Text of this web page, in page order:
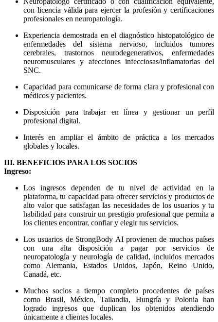
con licencia válida para ejercer la profesión y certificaciones
profesionales en neuropatología.
Experiencia demostrada en el diagnóstico histopatológico de
enfermedades del sistema nervioso, incluidos tumores
cerebrales, trastornos neurodegenerativos, enfermedades
neuromusculares y afecciones infecciosas/inflamatorias del
SNC.
Capacidad para comunicarse de forma clara y profesional con
médicos y pacientes.
Disposición para trabajar en línea y gestionar un perfil
profesional digital.
Interés en ampliar el ámbito de práctica a los mercados
globales y locales.
III. BENEFICIOS PARA LOS SOCIOS
Ingreso:
Los ingresos dependen de tu nivel de actividad en la
plataforma, tu capacidad para ofrecer servicios y productos de
alto valor que satisfagan las necesidades de los usuarios y tu
habilidad para construir un prestigio profesional que permita a
los clientes encontrar, confiar y elegir tus servicios.
Los usuarios de StrongBody AI provienen de muchos países
con una alta disposición a pagar por servicios de
neuropatología y neurología de calidad, incluidos mercados
como Alemania, Estados Unidos, Japón, Reino Unido,
Canadá, etc.
Muchos socios a tiempo completo procedentes de países
como Brasil, México, Tailandia, Hungría y Polonia han
logrado ingresos que duplican los obtenidos atendiendo
únicamente a clientes locales.